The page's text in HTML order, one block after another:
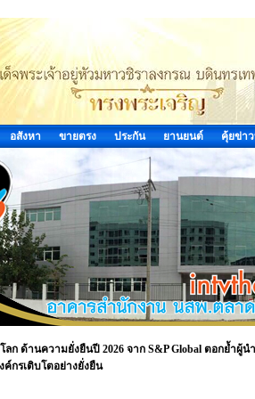
อสังหา ขายตรง ประกัน ยานยนต์ คุ้ยข่า
ลก ด้านความยั่งยืนปี 2026 จาก S&P Global ตอกย้ำผู้
ค์กรเติบโตอย่างยั่งยืน